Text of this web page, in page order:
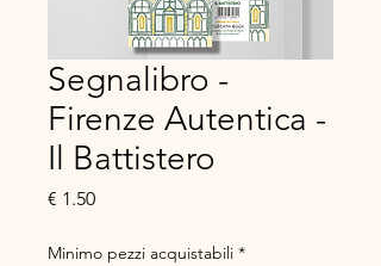
Segnalibro -
Firenze Autentica -
Il Battistero
€ 1.50Prezzo
Minimo pezzi acquistabili *